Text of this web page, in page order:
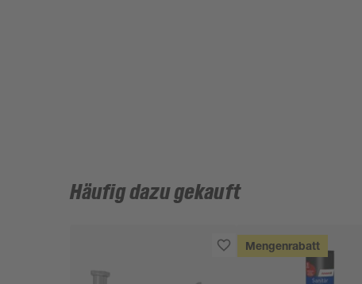
Häufig dazu gekauft
Mengenrabatt